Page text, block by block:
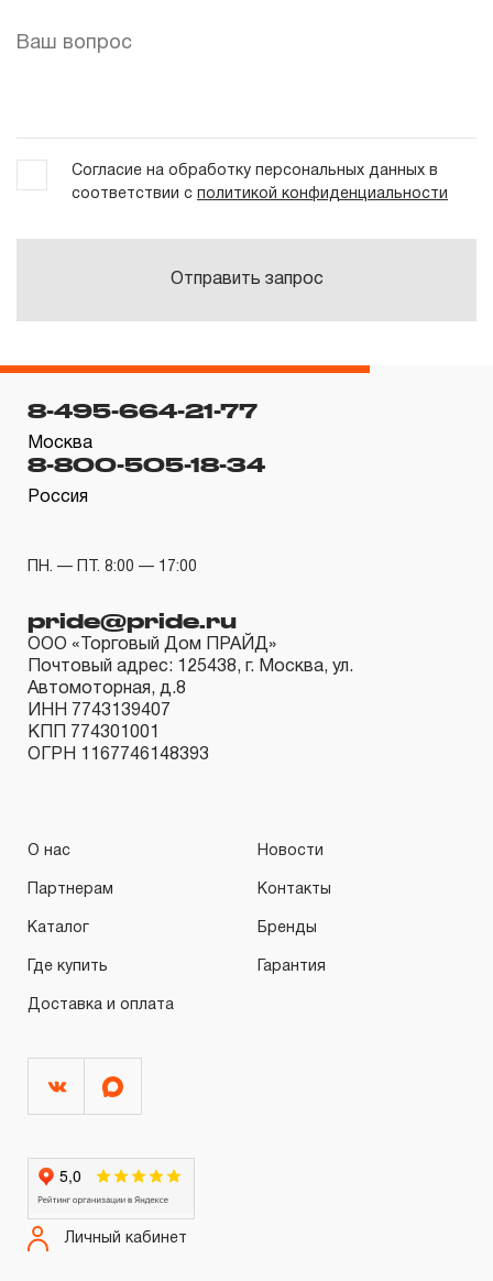
Согласие на обработку персональных данных в
соответствии с политикой конфиденциальности
Отправить запрос
8-495-664-21-77
Москва
8-800-505-18-34
Россия
ПН. — ПТ. 8:00 — 17:00
pride@pride.ru
ООО «Торговый Дом ПРАЙД»
Почтовый адрес: 125438, г. Москва, ул.
Автомоторная, д.8
ИНН 7743139407
КПП 774301001
ОГРН 1167746148393
О нас Новости
Партнерам Контакты
Каталог Бренды
Где купить Гарантия
Доставка и оплата
Личный кабинет